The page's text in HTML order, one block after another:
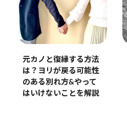
元カノと復縁する方法
は？ヨリが戻る可能性
のある別れ方&やって
はいけないことを解説